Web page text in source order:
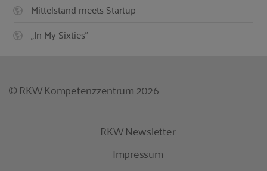
Mittelstand meets Startup
„In My Sixties”
© RKW Kompetenzzentrum 2026
RKW Newsletter
Impressum